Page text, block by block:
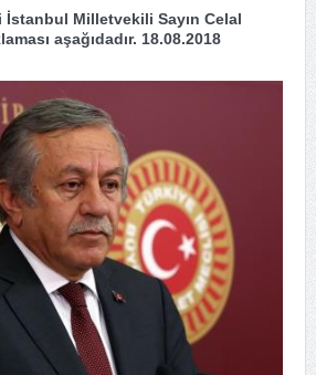
Milletvekili Sayın Celal
aşağıdadır. 18.08.2018